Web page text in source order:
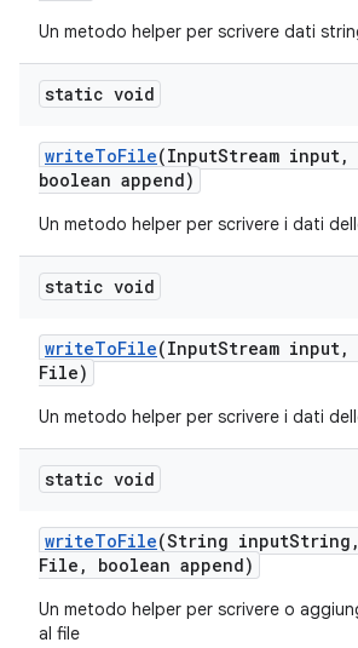
Un metodo helper per scrivere dati
static void
writeToFile(InputStream input,
boolean append)
Un metodo helper per scrivere i dati
static void
writeToFile(InputStream input,
File)
Un metodo helper per scrivere i dati
static void
writeToFile(String inputString ,
File , boolean append)
Un metodo helper per scrivere o
al file